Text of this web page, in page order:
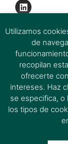
Firmas del
Utilizamos
de
recopilan
ofrecerte
intereses. Haz
se especifica, o
los tipos de